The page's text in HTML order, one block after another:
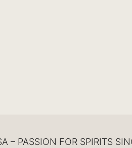
– PASSION FOR SPIRITS